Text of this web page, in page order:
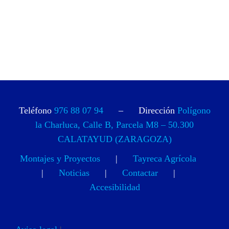
Teléfono 976 88 07 94– Dirección Polígono
la Charluca, Calle B, Parcela M8 – 50.300
CALATAYUD (ZARAGOZA)
Montajes y Proyectos | Tayreca Agrícola
| Noticias| Contactar|
Accesibilidad